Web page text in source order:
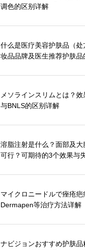
调色的区别详解
什么是医疗美容护肤品（
妆品品牌及医生推荐护肤品
メソラインスリムとは？
与BNLS的区别详解
溶脂注射是什么？面部及
可行？可期待的3个效果与
マイクロニードルで痤疮疤
Dermapen等治疗方法详解
ナビジョンおすすめ护肤